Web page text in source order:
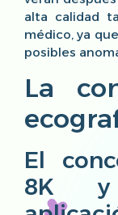
alta calidad
médico, ya
posibles
La
El
8K y